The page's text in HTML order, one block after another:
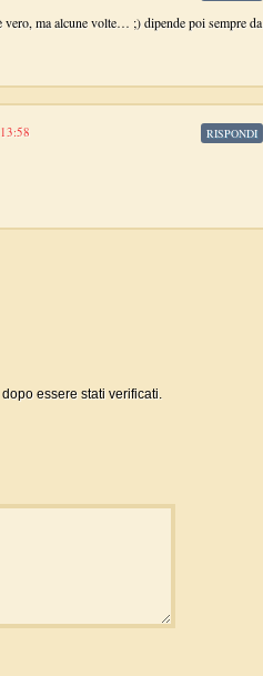
vero, ma alcune volte… ;) dipende poi sempre da
RISPONDI
essere stati verificati.